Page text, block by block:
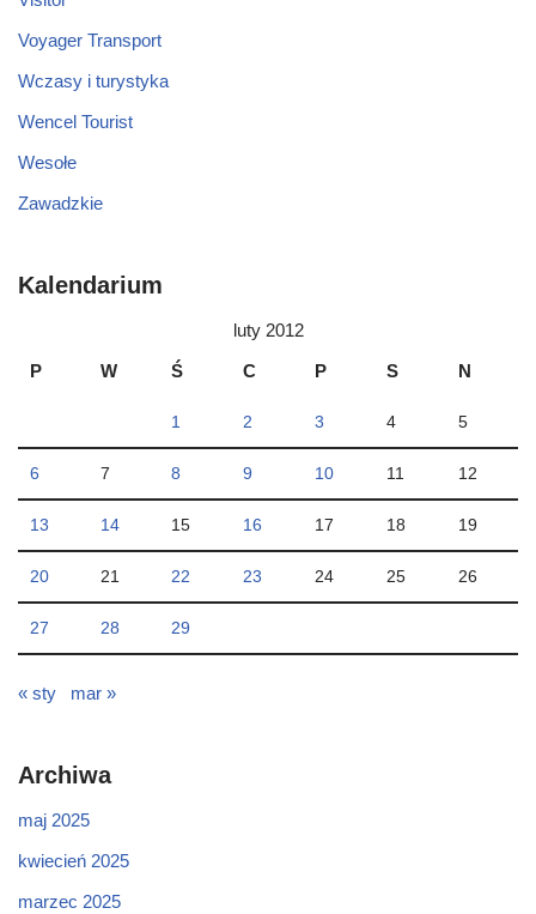
Voyager Transport
Wczasy i turystyka
Wencel Tourist
Wesołe
Zawadzkie
Kalendarium
luty 2012
P
W Ś C P S N
1 2 3 4 5
6 7 8 9 10 11 12
13 14 15 16 17 18 19
20 21 22 23 24 25 26
27 28 29
« sty mar »
Archiwa
maj 2025
kwiecień 2025
marzec 2025